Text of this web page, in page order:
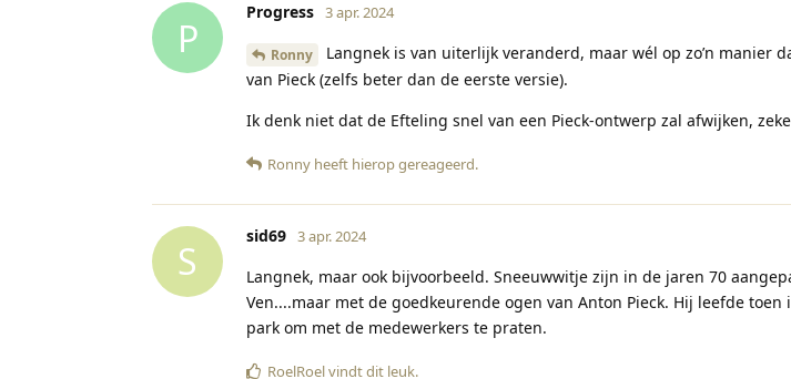
P
Progress 3 apr. 2024
Ronny
Langnek is van uiterlijk veranderd, maar wél op zo’n manier
van Pieck (zelfs beter dan de eerste versie).
Ik denk niet dat de Efteling snel van een Pieck-ontwerp zal afwijken,
Ronny heeft hierop gereageerd.
S
sid69 3 apr. 2024
Langnek, maar ook bijvoorbeeld. Sneeuwwitje zijn in de jaren 70
Ven....maar met de goedkeurende ogen van Anton Pieck. Hij leefde
park om met de medewerkers te praten.
RoelRoelvindt dit leuk.